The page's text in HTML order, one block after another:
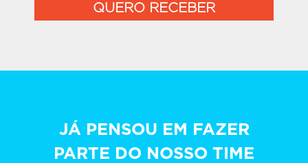
QUERO RECEBER
JÁ PENSOU EM FAZER
PARTE DO NOSSO TIME